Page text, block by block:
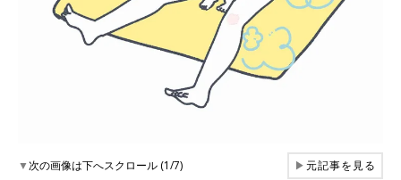
▼次の画像は下へスクロール (1/7) ▶元記事を見る